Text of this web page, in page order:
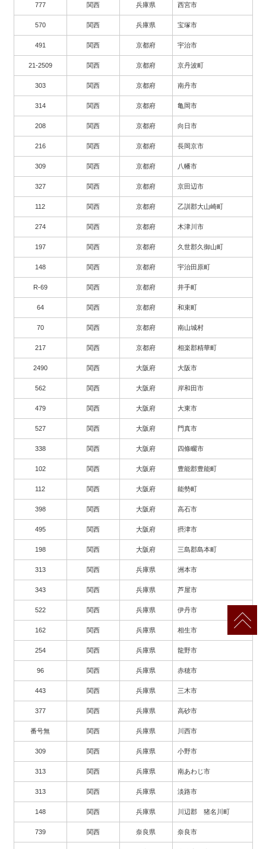
777 関西 兵庫県 西宮市
570 関西 兵庫県 宝塚市
491 関西 京都府 宇治市
21-2509 関西 京都府 京丹波町
303 関西 京都府 南丹市
314 関西 京都府 亀岡市
208 関西 京都府 向日市
216 関西 京都府 長岡京市
309 関西 京都府 八幡市
327 関西 京都府 京田辺市
112 関西 京都府 乙訓郡大山崎町
274 関西 京都府 木津川市
197 関西 京都府 久世郡久御山町
148 関西 京都府 宇治田原町
R-69 関西 京都府 井手町
64 関西 京都府 和束町
70 関西 京都府 南山城村
217 関西 京都府 相楽郡精華町
2490 関西 大阪府 大阪市
562 関西 大阪府 岸和田市
479 関西 大阪府 大東市
527 関西 大阪府 門真市
338 関西 大阪府 四條畷市
102 関西 大阪府 豊能郡豊能町
112 関西 大阪府 能勢町
398 関西 大阪府 高石市
495 関西 大阪府 摂津市
198 関西 大阪府 三島郡島本町
313 関西 兵庫県 洲本市
343 関西 兵庫県 芦屋市
522 関西 兵庫県 伊丹市
162 関西 兵庫県 相生市
254 関西 兵庫県 龍野市
96 関西 兵庫県 赤穂市
443 関西 兵庫県 三木市
377 関西 兵庫県 高砂市
番号無 関西 兵庫県 川西市
309 関西 兵庫県 小野市
313 関西 兵庫県 南あわじ市
313 関西 兵庫県 淡路市
148 関西 兵庫県 川辺郡 猪名川町
739 関西 奈良県 奈良市